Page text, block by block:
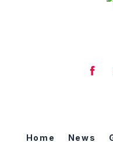
Home News